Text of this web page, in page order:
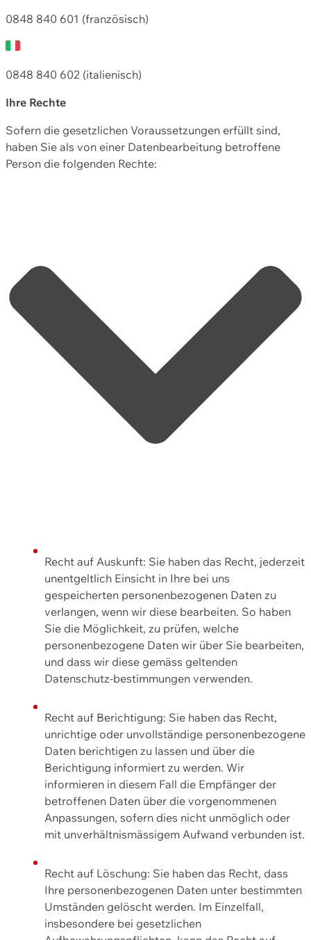
0848 840 601 (französisch)
0848 840 602 (italienisch)
Ihre Rechte
Sofern die gesetzlichen Voraussetzungen erfüllt sind,
haben Sie als von einer Datenbearbeitung betroffene
Person die folgenden Rechte:
Recht auf Auskunft: Sie haben das Recht, jederzeit
unentgeltlich Einsicht in Ihre bei uns
gespeicherten personenbezogenen Daten zu
verlangen, wenn wir diese bearbeiten. So haben
Sie die Möglichkeit, zu prüfen, welche
personenbezogene Daten wir über Sie bearbeiten,
und dass wir diese gemäss geltenden
Datenschutz-bestimmungen verwenden.
Recht auf Berichtigung: Sie haben das Recht,
unrichtige oder unvollständige personenbezogene
Daten berichtigen zu lassen und über die
Berichtigung informiert zu werden. Wir
informieren in diesem Fall die Empfänger der
betroffenen Daten über die vorgenommenen
Anpassungen, sofern dies nicht unmöglich oder
mit unverhältnismässigem Aufwand verbunden ist.
Recht auf Löschung: Sie haben das Recht, dass
Ihre personenbezogenen Daten unter bestimmten
Umständen gelöscht werden. Im Einzelfall,
insbesondere bei gesetzlichen